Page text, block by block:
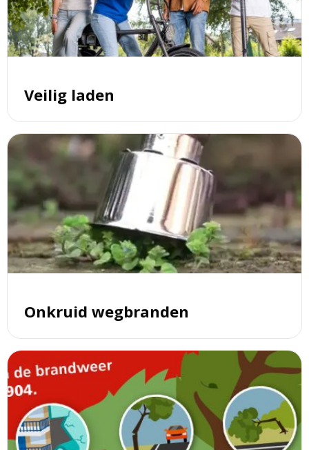
Veilig laden
Onkruid wegbranden
Lees
meer
over
Onkruid
wegbranden
Lees
meer
over
Storm-
en
wateroverlast